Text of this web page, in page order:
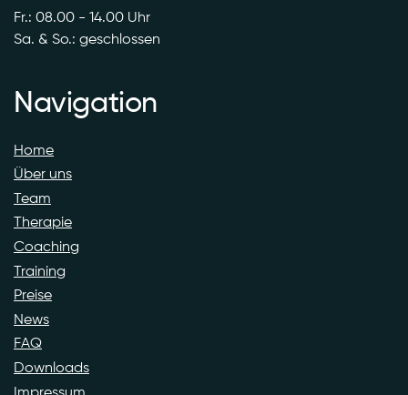
Fr.: 08.00 - 14.00 Uhr
Sa. & So.: geschlossen
Navigation
Home
Über uns
Team
Therapie
Coaching
Training
Preise
News
FAQ
Downloads